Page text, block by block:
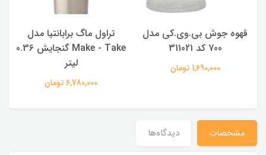
قهوه جوش بی.وی.کی مدل
700 کد 311021
1,690,000 تومان
تراول ماگ برابانتیا مدل
Make - Take گنجایش 0.36
لیتر
6,780,000 تومان
مشخصات دیدگاه‌ها